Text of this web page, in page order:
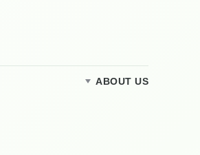
ABOUT US